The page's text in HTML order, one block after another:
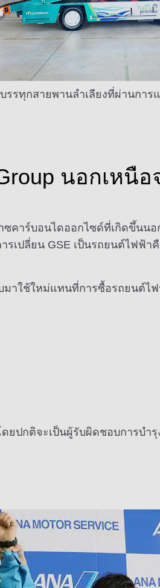
รรทุกสายพานลำเลียงที่ผ่านการ
นอกเหนือ
คาร์บอนไดออกไซด์ที่เกิดขึ้นนอ
รเปลี่ยน GSE เป็นรถยนต์ไฟฟ้า
มาใช้ใหม่แทนที่การซื้อรถยนต์
ปกติจะเป็นผู้รับผิดชอบการบำรุ